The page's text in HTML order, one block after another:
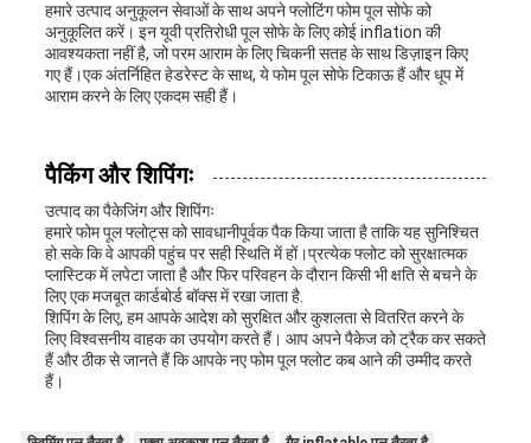
हमारे उत्पाद अनुकूलन सेवाओं के साथ अपने फ्लोटिंग फोम पूल सोफे को
अनुकूलित करें। इन यूवी प्रतिरोधी पूल सोफे के लिए कोई inflation की
आवश्यकता नहीं है, जो परम आराम के लिए चिकनी सतह के साथ डिज़ाइन किए
गए हैं।एक अंतर्निहित हेडरेस्ट के साथ, ये फोम पूल सोफे टिकाऊ हैं और धूप में
आराम करने के लिए एकदम सही हैं।
पैकिंग और शिपिंगः
उत्पाद का पैकेजिंग और शिपिंगः
हमारे फोम पूल फ्लोट्स को सावधानीपूर्वक पैक किया जाता है ताकि यह सुनिश्चित
हो सके कि वे आपकी पहुंच पर सही स्थिति में हों।प्रत्येक फ्लोट को सुरक्षात्मक
प्लास्टिक में लपेटा जाता है और फिर परिवहन के दौरान किसी भी क्षति से बचने के
लिए एक मजबूत कार्डबोर्ड बॉक्स में रखा जाता है.
शिपिंग के लिए, हम आपके आदेश को सुरक्षित और कुशलता से वितरित करने के
लिए विश्वसनीय वाहक का उपयोग करते हैं। आप अपने पैकेज को ट्रैक कर सकते
हैं और ठीक से जानते हैं कि आपके नए फोम पूल फ्लोट कब आने की उम्मीद करते
हैं।